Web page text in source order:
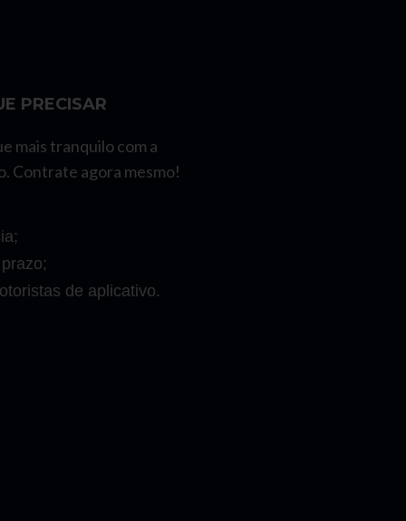
PRECISAR
mais tranquilo com a
Contrate agora mesmo!
de aplicativo.